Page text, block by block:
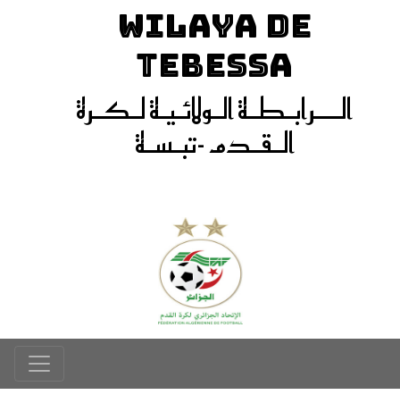
WILAYA DE
TEBESSA
الـــرابـطـة الـولائـيـة لـكـرة
الـقـدم -تبـسـة